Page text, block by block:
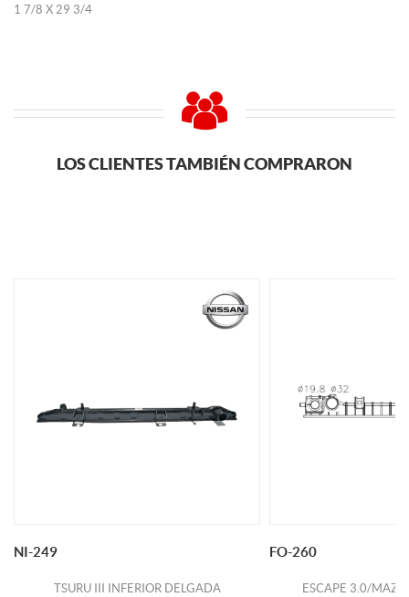
1 7/8 X 29 3/4
LOS CLIENTES TAMBIÉN COMPRARON
NI-249
TSURU III INFERIOR DELGADA
FO-260
ESCAPE 3.0/